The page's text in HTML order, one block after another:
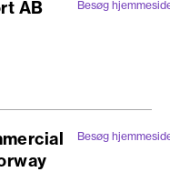
AB Besøg
Besøg